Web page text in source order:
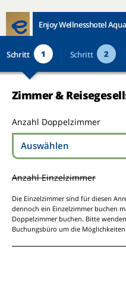
Enjoy Wellnesshotel
Schritt 1 Schritt 2
Zimmer &
Anzahl Doppelzimmer
Auswählen
Anzahl Einzelzimmer
Die Einzelzimmer sind für diesen
dennoch ein Einzelzimmer buchen
Doppelzimmer buchen. Bitte
Buchungsbüro um die Möglichkeiten